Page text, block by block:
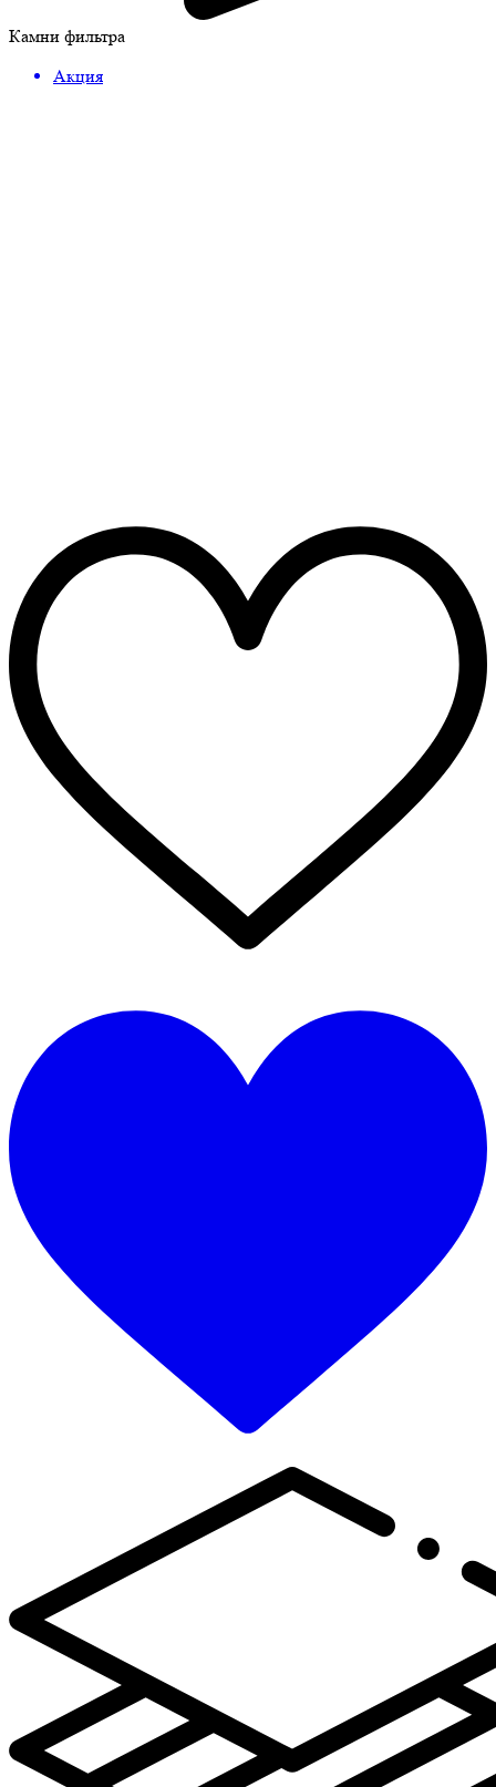
Камни фильтра
Акция